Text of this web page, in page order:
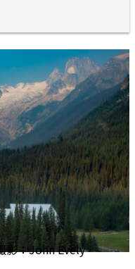
影：John Evely